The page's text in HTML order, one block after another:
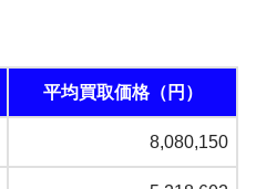
平均買取価格（円）
8,080,150